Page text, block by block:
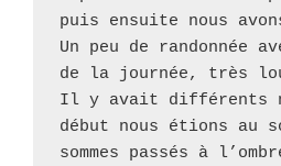
puis ensuite nous
Un peu de randonnée
de la journée, très
Il y avait différents
début nous étions au
sommes passés à